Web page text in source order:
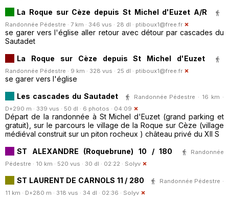
La Roque sur Cèze depuis St Michel d'Euzet A/R
Randonnée Pédestre · 7 km · 346 vus · 28 dl · ptiboux1@free.fr
se garer vers l'église aller retour avec détour par cascades du
Sautadet
La Roque sur Cèze depuis St Michel d'Euzet
Randonnée Pédestre · 9 km · 328 vus · 25 dl · ptiboux1@free.fr
se garer vers l'église
Les cascades du Sautadet
Randonnée Pédestre · 16 km ·
D+290 m · 339 vus · 50 dl · 6 photos · 04:09
Départ de la randonnée à St Michel d'Euzet (grand parking et
gratuit), sur le parcours le village de la Roque sur Cèze (village
médiéval construit sur un piton rocheux ) château privé du XII S
ST ALEXANDRE (Roquebrune) 10 / 180
Randonnée
Pédestre · 10 km · 520 vus · 30 dl · 02:22 · Solyv
ST LAURENT DE CARNOLS 11 / 280
Randonnée Pédestre ·
11 km · D+280 m · 318 vus · 34 dl · 02:36 · Solyv